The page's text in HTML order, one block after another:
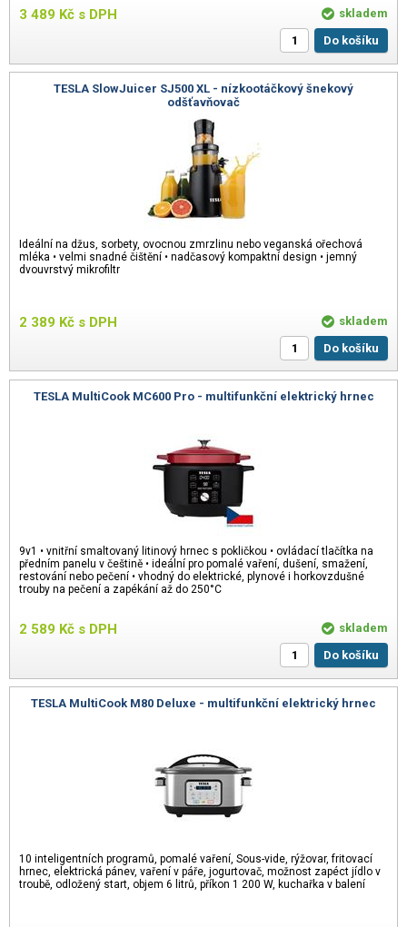
3 489 Kč s DPH
skladem
Do košíku
TESLA SlowJuicer SJ500 XL - nízkootáčkový šnekový
odšťavňovač
Ideální na džus, sorbety, ovocnou zmrzlinu nebo veganská ořechová
mléka • velmi snadné čištění • nadčasový kompaktní design • jemný
dvouvrstvý mikrofiltr
2 389 Kč s DPH
skladem
Do košíku
TESLA MultiCook MC600 Pro - multifunkční elektrický hrnec
9v1 • vnitřní smaltovaný litinový hrnec s pokličkou • ovládací tlačítka na
předním panelu v češtině • ideální pro pomalé vaření, dušení, smažení,
restování nebo pečení • vhodný do elektrické, plynové i horkovzdušné
trouby na pečení a zapékání až do 250°C
2 589 Kč s DPH
skladem
Do košíku
TESLA MultiCook M80 Deluxe - multifunkční elektrický hrnec
10 inteligentních programů, pomalé vaření, Sous-vide, rýžovar, fritovací
hrnec, elektrická pánev, vaření v páře, jogurtovač, možnost zapéct jídlo v
troubě, odložený start, objem 6 litrů, příkon 1 200 W, kuchařka v balení